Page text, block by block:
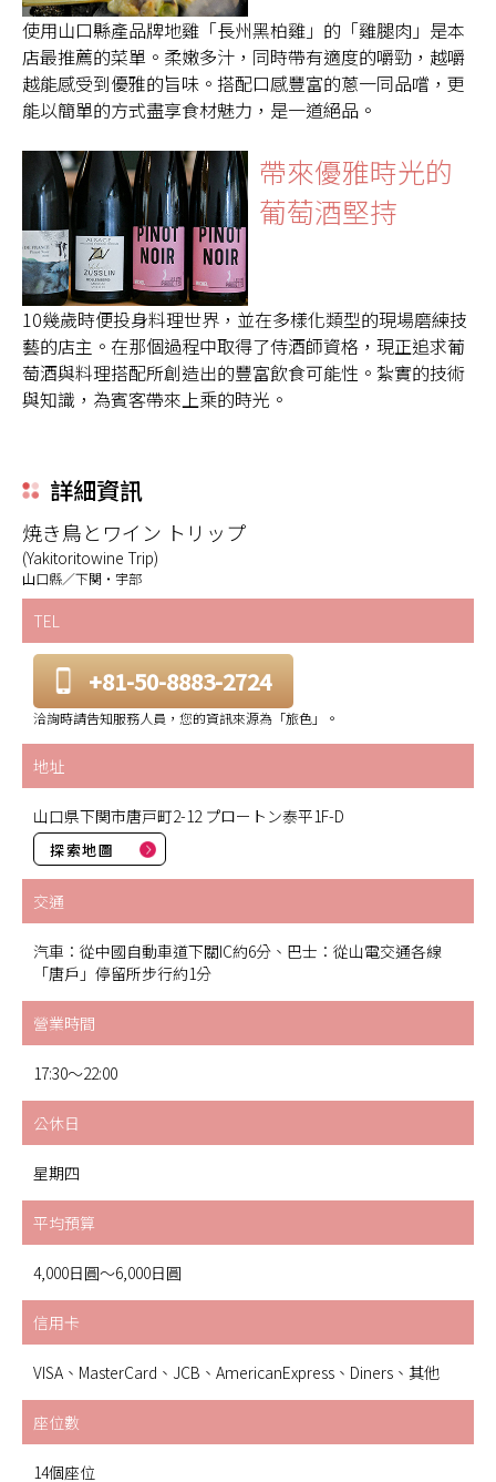
使用山口縣產品牌地雞「長州黑柏雞」的「雞腿肉」是本
店最推薦的菜單。柔嫩多汁，同時帶有適度的嚼勁，越嚼
越能感受到優雅的旨味。搭配口感豐富的蔥一同品嚐，更
能以簡單的方式盡享食材魅力，是一道絕品。
帶來優雅時光的
葡萄酒堅持
10幾歲時便投身料理世界，並在多樣化類型的現場磨練技
藝的店主。在那個過程中取得了侍酒師資格，現正追求葡
萄酒與料理搭配所創造出的豐富飲食可能性。紮實的技術
與知識，為賓客帶來上乘的時光。
詳細資訊
焼き鳥とワイン トリップ
(Yakitoritowine Trip)
山口縣／下関・宇部
TEL
+81-50-8883-2724
洽詢時請告知服務人員，您的資訊來源為「旅色」。
地址
山口県下関市唐戸町2-12 プロートン泰平1F-D
探索地圖
交通
汽車：從中國自動車道下關IC約6分、巴士：從山電交通各線
「唐戶」停留所步行約1分
營業時間
17:30～22:00
公休日
星期四
平均預算
4,000日圓～6,000日圓
信用卡
VISA、MasterCard、JCB、AmericanExpress、Diners、其他
座位數
14個座位